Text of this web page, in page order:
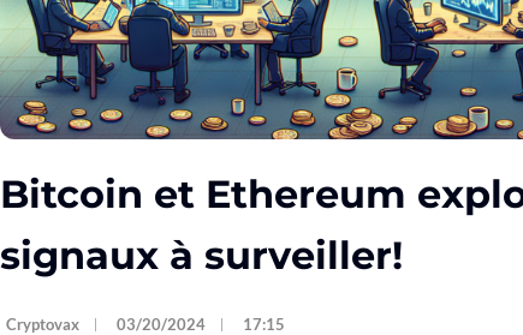
Bitcoin et Ethereum
signaux à surveiller!
Cryptovax 03/20/2024 17:15